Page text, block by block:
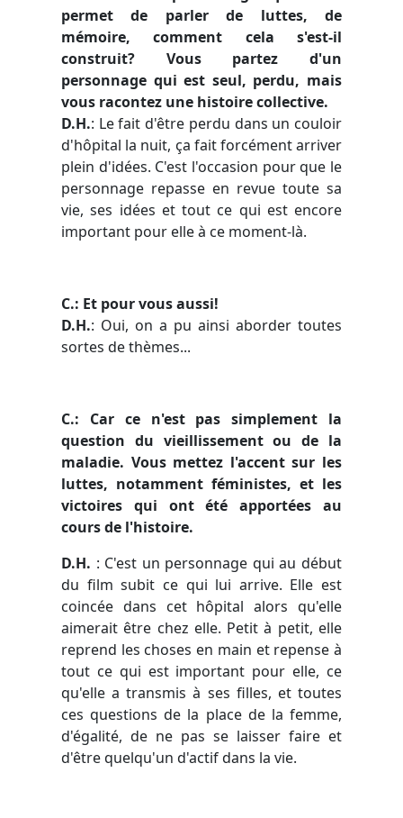
permet de parler de luttes, de
mémoire, comment cela s'est-il
construit? Vous partez d'un
personnage qui est seul, perdu, mais
vous racontez une histoire collective.
D.H.: Le fait d'être perdu dans un couloir
d'hôpital la nuit, ça fait forcément arriver
plein d'idées. C'est l'occasion pour que le
personnage repasse en revue toute sa
vie, ses idées et tout ce qui est encore
important pour elle à ce moment-là.
C.: Et pour vous aussi!
D.H.: Oui, on a pu ainsi aborder toutes
sortes de thèmes...
C.: Car ce n'est pas simplement la
question du vieillissement ou de la
maladie. Vous mettez l'accent sur les
luttes, notamment féministes, et les
victoires qui ont été apportées au
cours de l'histoire.
D.H. : C'est un personnage qui au début
du film subit ce qui lui arrive. Elle est
coincée dans cet hôpital alors qu'elle
aimerait être chez elle. Petit à petit, elle
reprend les choses en main et repense à
tout ce qui est important pour elle, ce
qu'elle a transmis à ses filles, et toutes
ces questions de la place de la femme,
d'égalité, de ne pas se laisser faire et
d'être quelqu'un d'actif dans la vie.